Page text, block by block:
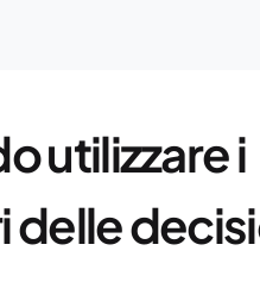
utilizzare i
delle